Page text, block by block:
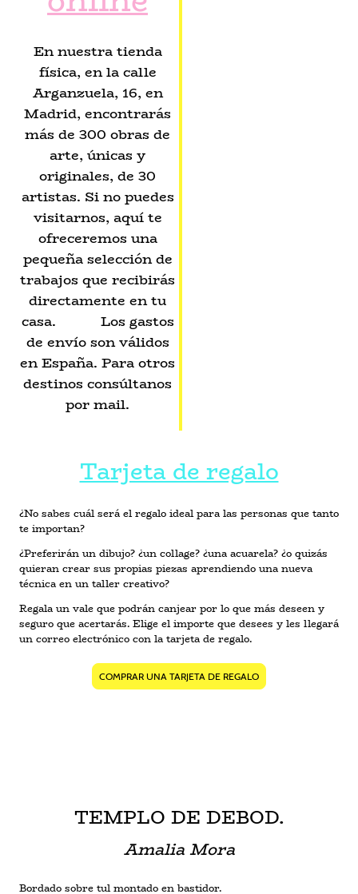
En nuestra tienda
física, en la calle
Arganzuela, 16, en
Madrid, encontrarás
más de 300 obras de
arte, únicas y
originales, de 30
artistas. Si no puedes
visitarnos, aquí te
ofreceremos una
pequeña selección de
trabajos que recibirás
directamente en tu
casa. Los gastos
de envío son válidos
en España. Para otros
destinos consúltanos
por mail.
Tarjeta de regalo
¿No sabes cuál será el regalo ideal para las personas que tanto
te importan?
¿Preferirán un dibujo? ¿un collage? ¿una acuarela? ¿o quizás
quieran crear sus propias piezas aprendiendo una nueva
técnica en un taller creativo?
Regala un vale que podrán canjear por lo que más deseen y
seguro que acertarás. Elige el importe que desees y les llegará
un correo electrónico con la tarjeta de regalo.
COMPRAR UNA TARJETA DE REGALO
TEMPLO DE DEBOD.
Amalia Mora
Bordado sobre tul montado en bastidor.